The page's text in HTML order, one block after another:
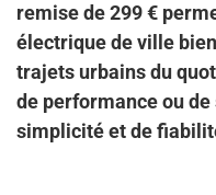
remise de 299 €
électrique de ville
trajets urbains du
de performance ou
simplicité et de